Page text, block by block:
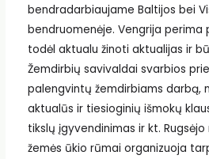
bendradarbiaujame Baltijos bei
bendruomenėje. Vengrija perima
todėl aktualu žinoti aktualijas ir
Žemdirbių savivaldai svarbios
palengvintų žemdirbiams darbą,
aktualūs ir tiesioginių išmokų
tikslų įgyvendinimas ir kt.
žemės ūkio rūmai organizuoja